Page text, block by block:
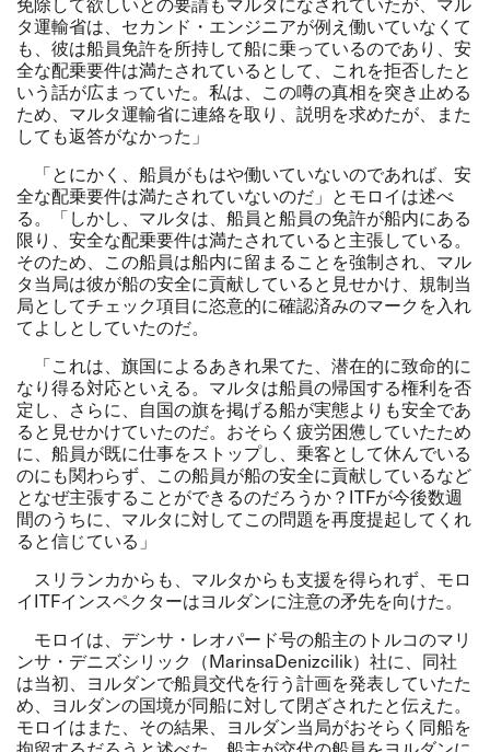
タ運輸省は、セカンド・エンジニアが例え働いていなくて
も、彼は船員免許を所持して船に乗っているのであり、安
全な配乗要件は満たされているとして、これを拒否したと
いう話が広まっていた。私は、この噂の真相を突き止める
ため、マルタ運輸省に連絡を取り、説明を求めたが、また
しても返答がなかった」
「とにかく、船員がもはや働いていないのであれば、安
全な配乗要件は満たされていないのだ」とモロイは述べ
る。「しかし、マルタは、船員と船員の免許が船内にある
限り、安全な配乗要件は満たされていると主張している。
そのため、この船員は船内に留まることを強制され、マル
タ当局は彼が船の安全に貢献していると見せかけ、規制当
局としてチェック項目に恣意的に確認済みのマークを入れ
てよしとしていたのだ。
「これは、旗国によるあきれ果てた、潜在的に致命的に
なり得る対応といえる。マルタは船員の帰国する権利を否
定し、さらに、自国の旗を掲げる船が実態よりも安全であ
ると見せかけていたのだ。おそらく疲労困憊していたため
に、船員が既に仕事をストップし、乗客として休んでいる
のにも関わらず、この船員が船の安全に貢献しているなど
となぜ主張することができるのだろうか？ ITFが今後数週
間のうちに、マルタに対してこの問題を再度提起してくれ
ると信じている」
スリランカからも、マルタからも支援を得られず、モロ
イITFインスペクターはヨルダンに注意の矛先を向けた。
モロイは、デンサ・レオパード号の船主のトルコのマリ
ンサ・デニズシリック（MarinsaDenizcilik）社に、同社
は当初、ヨルダンで船員交代を行う計画を発表していたた
め、ヨルダンの国境が同船に対して閉ざされたと伝えた。
モロイはまた、その結果、ヨルダン当局がおそらく同船を